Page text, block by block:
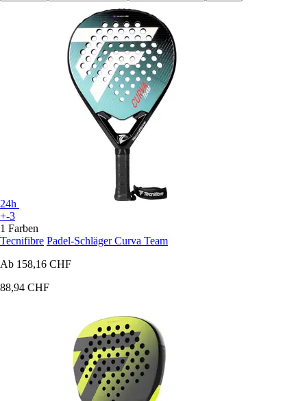
24h
+-3
1 Farben
Tecnifibre Padel-Schläger Curva Team
Ab 158,16 CHF
88,94 CHF